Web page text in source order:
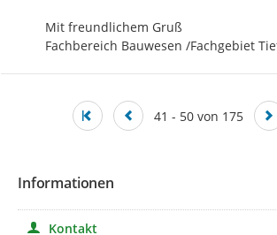
Mit freundlichem Gruß
Fachbereich Bauwesen /Fachgebiet
41 - 50 von 175
Informationen
Kontakt